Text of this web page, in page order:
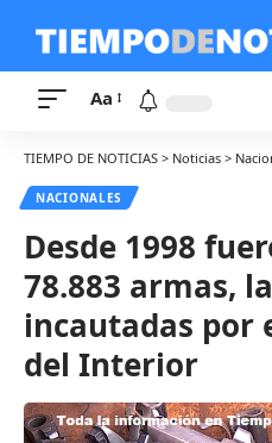
Aa
TIEMPO DE NOTICIAS > Noticias >
NACIONALES
Desde 1998
78.883 armas,
incautadas por
del Interior